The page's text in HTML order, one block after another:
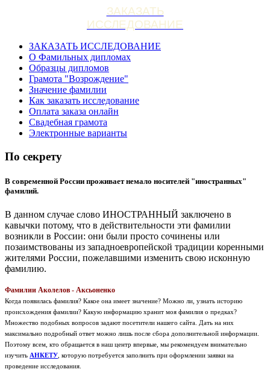
ЗАКАЗАТЬ
ИССЛЕДОВАНИЕ
ЗАКАЗАТЬ ИССЛЕДОВАНИЕ
О Фамильных дипломах
Образцы дипломов
Грамота "Возрождение"
Значение фамилии
Как заказать исследование
Оплата заказа онлайн
Свадебная грамота
Электронные варианты
По секрету
В современной России проживает немало носителей "иностранных"
фамилий.
В данном случае слово ИНОСТРАННЫЙ заключено в
кавычки потому, что в действительности эти фамилии
возникли в России: они были просто сочинены или
позаимствованы из западноевропейской традиции коренными
жителями России, пожелавшими изменить свою исконную
фамилию.
Фамилии Аколелов - Аксьоненко
Когда появилась фамилия? Какое она имеет значение? Можно ли, узнать историю
происхождения фамилии? Какую информацию хранит моя фамилия о предках?
Множество подобных вопросов задают посетители нашего сайта. Дать на них
максимально подробный ответ можно лишь после сбора дополнительной информации.
Поэтому всем, кто обращается в наш центр впервые, мы рекомендуем внимательно
изучить АНКЕТУ , которую потребуется заполнить при оформлении заявки на
проведение исследования.